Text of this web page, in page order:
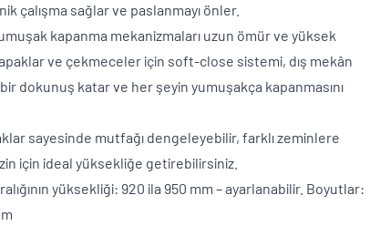
çalışma sağlar ve paslanmayı önler.
kapanma mekanizmaları uzun ömür ve yüksek
ve çekmeceler için soft-close sistemi, dış mekân
dokunuş katar ve her şeyin yumuşakça kapanmasını
sayesinde mutfağı dengeleyebilir, farklı zeminlere
için ideal yüksekliğe getirebilirsiniz.
yüksekliği: 920 ila 950 mm – ayarlanabilir. Boyutlar: